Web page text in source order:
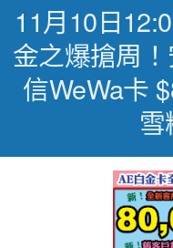
11月10日
金之爆搶周
信WeWa卡
雪